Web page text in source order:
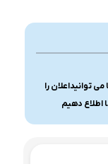
توانیداعلان را
دهیم